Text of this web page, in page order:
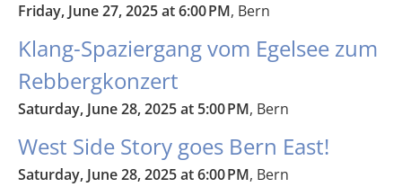
Friday, June 27, 2025 at 6:00 PM, Bern
Klang-Spaziergang vom Egelsee zum
Rebbergkonzert
Saturday, June 28, 2025 at 5:00 PM, Bern
West Side Story goes Bern East!
Saturday, June 28, 2025 at 6:00 PM, Bern